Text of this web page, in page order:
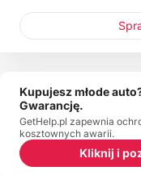
Kupujesz młode
Gwarancję.
GetHelp.pl zapewnia
kosztownych awarii.
Kliknij i